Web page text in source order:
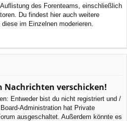
des Forenteams, einschließlich
Du findest hier auch weitere
im Einzelnen moderieren.
Nachrichten verschicken!
Entweder bist du nicht registriert und /
Administration hat Private
ausgeschaltet. Außerdem könnte es